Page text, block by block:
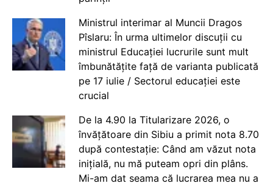
Ministrul interimar al Muncii Dragos
Pîslaru: În urma ultimelor discuții cu
ministrul Educației lucrurile sunt mult
îmbunătățite față de varianta publicată
pe 17 iulie / Sectorul educației este
crucial
De la 4.90 la Titularizare 2026, o
învățătoare din Sibiu a primit nota 8.70
după contestație: Când am văzut nota
inițială, nu mă puteam opri din plâns.
Mi-am dat seama că lucrarea mea nu a